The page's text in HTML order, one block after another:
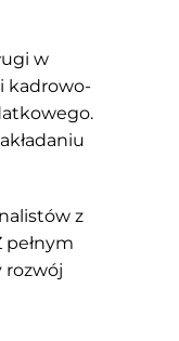
w
kadrowo-
z
rozwój